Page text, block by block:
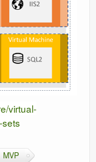
virtual-
MVP